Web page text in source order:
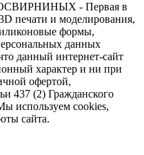
- Первая в
печати и моделирования,
формы,
данных
данный интернет-сайт
характер и ни при
офертой,
437 (2) Гражданского
используем cookies,
сайта.